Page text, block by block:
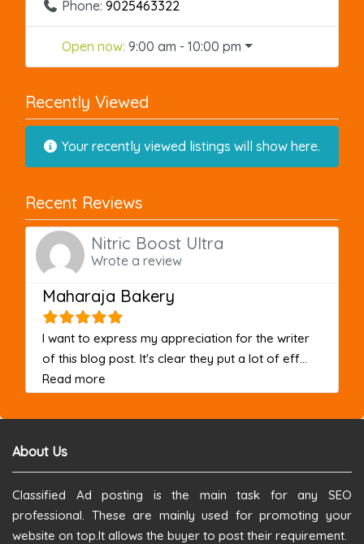
Phone: 9025463322
Open now: 9:00 am - 10:00 pm
Recently Viewed
Your recently viewed listings will show here.
Recent Reviews
Nitric Boost Ultra
Wrote a review
Maharaja Bakery
I want to express my appreciation for the writer
of this blog post. It's clear they put a lot of eff...
Read more
About Us
Classified Ad posting is the main task for any SEO
professional. These are mainly used for promoting your
website on top.It allows the buyer to post their requirement.